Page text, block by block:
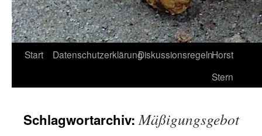
Start DatenschutzerklärungDiskussionsregelnHorst
Stern
Schlagwortarchiv:Mäßigungsgebot